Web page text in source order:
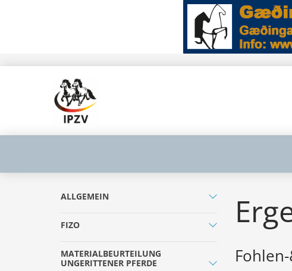
ALLGEMEIN
FIZO
MATERIALBEURTEILUNG
UNGERITTENER PFERDE